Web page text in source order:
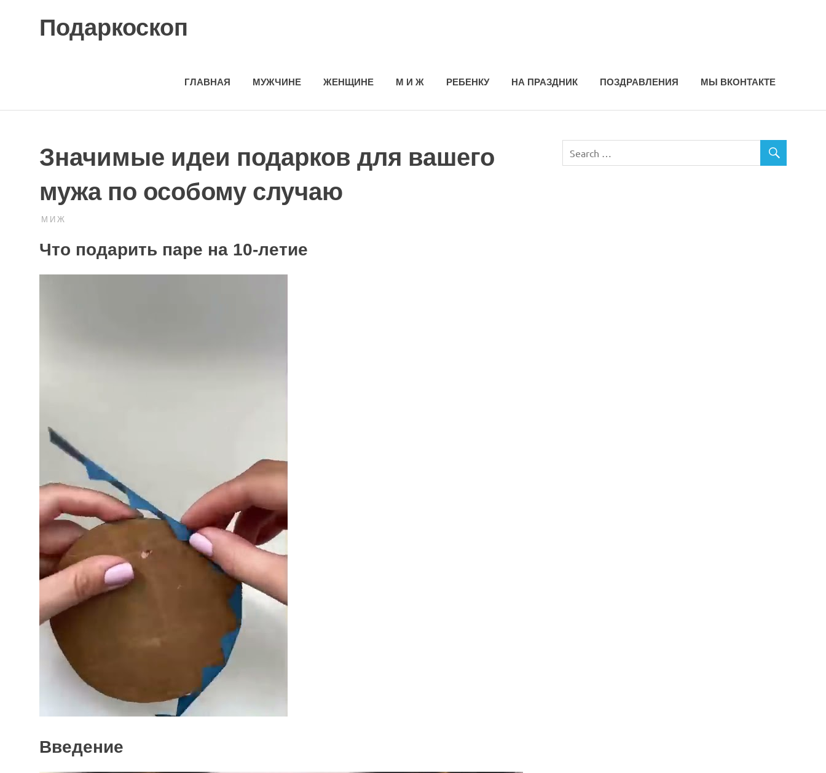
Подаркоскоп
ГЛАВНАЯ МУЖЧИНЕ ЖЕНЩИНЕ М И Ж РЕБЕНКУ НА ПРАЗДНИК ПОЗДРАВЛЕНИЯ МЫ ВКОНТАКТЕ
Значимые идеи подарков для вашего
мужа по особому случаю
18.10.2023
ПОДАРЧЕК
М И Ж
Что подарить паре на 10-летие
Введение